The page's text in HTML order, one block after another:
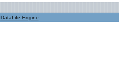
DataLife Engine